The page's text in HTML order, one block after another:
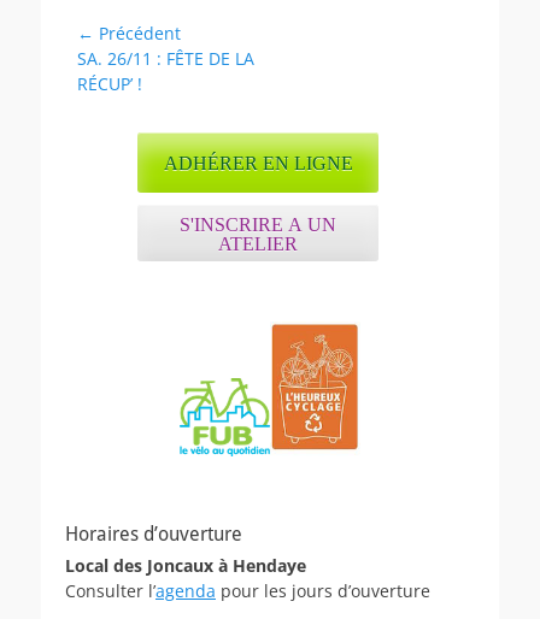
Navigation
de
l’article
← Précédent
Article
précédent :
SA. 26/11 : FÊTE DE LA
RÉCUP’ !
ADHÉRER EN LIGNE
S'INSCRIRE A UN
ATELIER
Horaires d’ouverture
Local des Joncaux à Hendaye
Consulter l’agenda pour les jours d’ouverture